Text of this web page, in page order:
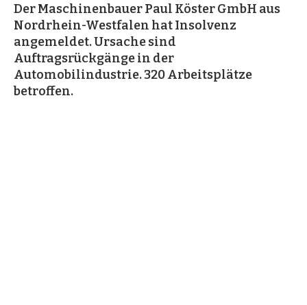
Der Maschinenbauer Paul Köster GmbH aus
Nordrhein-Westfalen hat Insolvenz
angemeldet. Ursache sind
Auftragsrückgänge in der
Automobilindustrie. 320 Arbeitsplätze
betroffen.